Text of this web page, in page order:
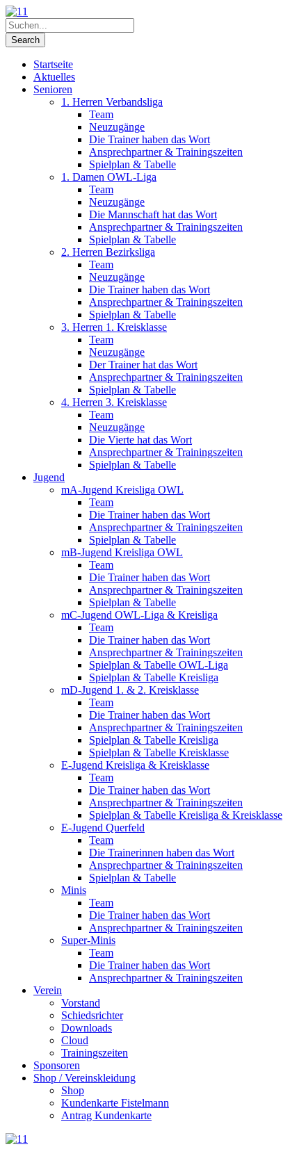
Startseite
Aktuelles
Senioren
1. Herren Verbandsliga
Team
Neuzugänge
Die Trainer haben das Wort
Ansprechpartner & Trainingszeiten
Spielplan & Tabelle
1. Damen OWL-Liga
Team
Neuzugänge
Die Mannschaft hat das Wort
Ansprechpartner & Trainingszeiten
Spielplan & Tabelle
2. Herren Bezirksliga
Team
Neuzugänge
Die Trainer haben das Wort
Ansprechpartner & Trainingszeiten
Spielplan & Tabelle
3. Herren 1. Kreisklasse
Team
Neuzugänge
Der Trainer hat das Wort
Ansprechpartner & Trainingszeiten
Spielplan & Tabelle
4. Herren 3. Kreisklasse
Team
Neuzugänge
Die Vierte hat das Wort
Ansprechpartner & Trainingszeiten
Spielplan & Tabelle
Jugend
mA-Jugend Kreisliga OWL
Team
Die Trainer haben das Wort
Ansprechpartner & Trainingszeiten
Spielplan & Tabelle
mB-Jugend Kreisliga OWL
Team
Die Trainer haben das Wort
Ansprechpartner & Trainingszeiten
Spielplan & Tabelle
mC-Jugend OWL-Liga & Kreisliga
Team
Die Trainer haben das Wort
Ansprechpartner & Trainingszeiten
Spielplan & Tabelle OWL-Liga
Spielplan & Tabelle Kreisliga
mD-Jugend 1. & 2. Kreisklasse
Team
Die Trainer haben das Wort
Ansprechpartner & Trainingszeiten
Spielplan & Tabelle Kreisliga
Spielplan & Tabelle Kreisklasse
E-Jugend Kreisliga & Kreisklasse
Team
Die Trainer haben das Wort
Ansprechpartner & Trainingszeiten
Spielplan & Tabelle Kreisliga & Kreisklasse
E-Jugend Querfeld
Team
Die Trainerinnen haben das Wort
Ansprechpartner & Trainingszeiten
Spielplan & Tabelle
Minis
Team
Die Trainer haben das Wort
Ansprechpartner & Trainingszeiten
Super-Minis
Team
Die Trainer haben das Wort
Ansprechpartner & Trainingszeiten
Verein
Vorstand
Schiedsrichter
Downloads
Cloud
Trainingszeiten
Sponsoren
Shop / Vereinskleidung
Shop
Kundenkarte Fistelmann
Antrag Kundenkarte